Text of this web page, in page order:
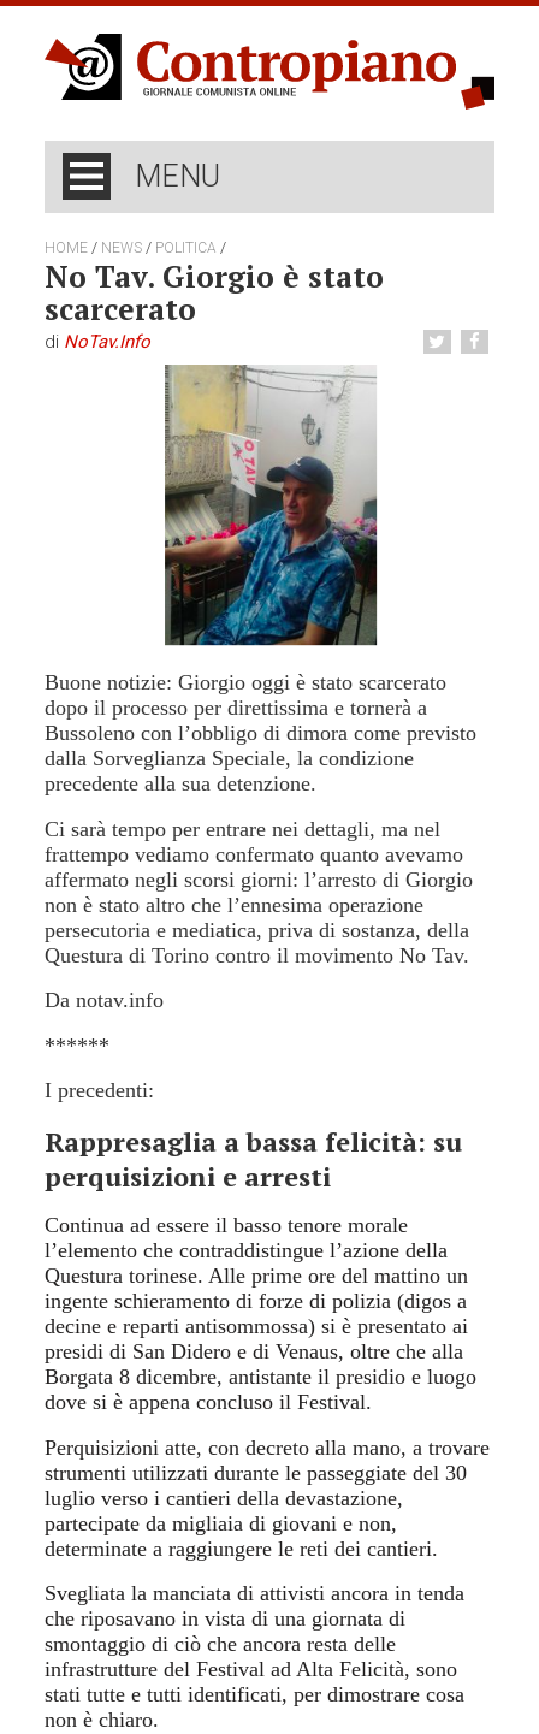
MENU
HOME / NEWS / POLITICA /
No Tav. Giorgio è stato
scarcerato
di NoTav.info
Buone notizie: Giorgio oggi è stato scarcerato
dopo il processo per direttissima e tornerà a
Bussoleno con l’obbligo di dimora come previsto
dalla Sorveglianza Speciale, la condizione
precedente alla sua detenzione.
Ci sarà tempo per entrare nei dettagli, ma nel
frattempo vediamo confermato quanto avevamo
affermato negli scorsi giorni: l’arresto di Giorgio
non è stato altro che l’ennesima operazione
persecutoria e mediatica, priva di sostanza, della
Questura di Torino contro il movimento No Tav.
Da notav.info
******
I precedenti:
Rappresaglia a bassa felicità: su
perquisizioni e arresti
Continua ad essere il basso tenore morale
l’elemento che contraddistingue l’azione della
Questura torinese. Alle prime ore del mattino un
ingente schieramento di forze di polizia (digos a
decine e reparti antisommossa) si è presentato ai
presidi di San Didero e di Venaus, oltre che alla
Borgata 8 dicembre, antistante il presidio e luogo
dove si è appena concluso il Festival.
Perquisizioni atte, con decreto alla mano, a trovare
strumenti utilizzati durante le passeggiate del 30
luglio verso i cantieri della devastazione,
partecipate da migliaia di giovani e non,
determinate a raggiungere le reti dei cantieri.
Svegliata la manciata di attivisti ancora in tenda
che riposavano in vista di una giornata di
smontaggio di ciò che ancora resta delle
infrastrutture del Festival ad Alta Felicità, sono
stati tutte e tutti identificati, per dimostrare cosa
non è chiaro.